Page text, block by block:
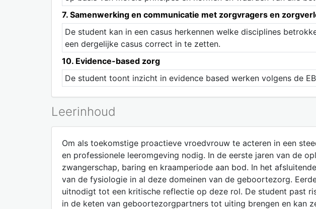
7. Samenwerking en communicatie met zorgvragers en
De student kan in een casus herkennen welke disciplines
een dergelijke casus correct in te zetten.
10. Evidence-based zorg
De student toont inzicht in evidence based werken volgens de
Leerinhoud
Om als toekomstige proactieve vroedvrouw te acteren in een
en professionele leeromgeving nodig. In de eerste jaren van de
zwangerschap, baring en kraamperiode aan bod. In het
van de fysiologie in al deze domeinen van de geboortezorg.
uitnodigt tot een kritische reflectie op deze rol. De student past
in de keten van geboortezorgpartners tot uiting brengen en kan